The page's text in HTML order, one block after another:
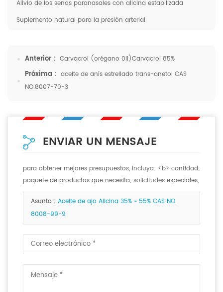
Alivio de los senos paranasales con alicina estabilizada
Suplemento natural para la presión arterial
Anterior : Carvacrol (orégano 0il)Carvacrol 85%
Próxima : aceite de anís estrellado trans-anetol CAS
NO.8007-70-3
ENVIAR UN MENSAJE
para obtener mejores presupuestos, incluya: <b> cantidad;
paquete de productos que necesita; solicitudes especiales,
si las hay. <b>
Asunto : Aceite de ajo Alicina 35% ~ 55% CAS NO.
8008-99-9